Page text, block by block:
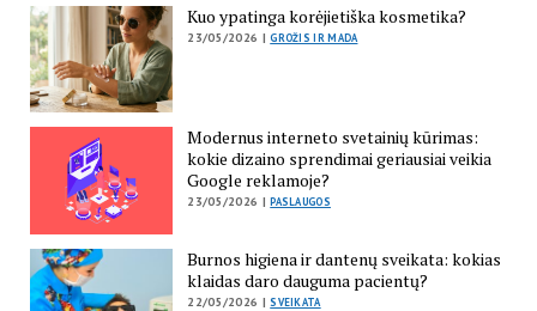
Kuo ypatinga korėjietiška kosmetika?
23/05/2026 |GROŽIS IR MADA
Modernus interneto svetainių kūrimas:
kokie dizaino sprendimai geriausiai veikia
Google reklamoje?
23/05/2026 |PASLAUGOS
Burnos higiena ir dantenų sveikata: kokias
klaidas daro dauguma pacientų?
22/05/2026 |SVEIKATA